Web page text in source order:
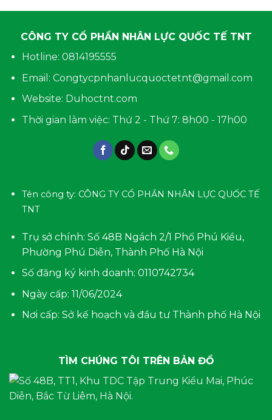
CÔNG TY CỔ PHẦN NHÂN LỰC QUỐC TẾ TNT
Hotline: 0814195555
Email: Congtycpnhanlucquoctetnt@gmail.com
Website: Duhoctnt.com
Thời gian làm việc: Thứ 2 - Thứ 7: 8h00 - 17h00
Tên công ty: CÔNG TY CỔ PHẦN NHÂN LỰC QUỐC TẾ
TNT
Trụ sở chính: Số 48B Ngách 2/1 Phố Phú Kiều,
Phường Phú Diễn, Thành Phố Hà Nội
Số đăng ký kinh doanh: 0110742734
Ngày cấp: 11/06/2024
Nơi cấp: Sở kế hoạch và đầu tư Thành phố Hà Nội
TÌM CHÚNG TÔI TRÊN BẢN ĐỒ